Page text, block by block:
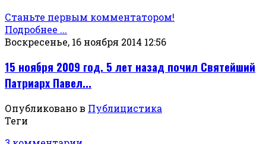
Станьте первым комментатором!
Подробнее ...
Воскресенье, 16 ноября 2014 12:56
15 ноября 2009 год. 5 лет назад почил Святейший
Патриарх Павел...
Опубликовано в Публицистика
Теги